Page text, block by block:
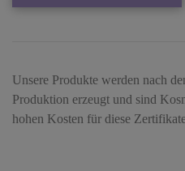
Unsere Produkte werden nach
Produktion erzeugt und sind
hohen Kosten für diese